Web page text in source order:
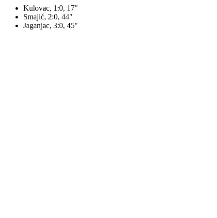
Kulovac, 1:0, 17″
Smajić, 2:0, 44″
Jaganjac, 3:0, 45″